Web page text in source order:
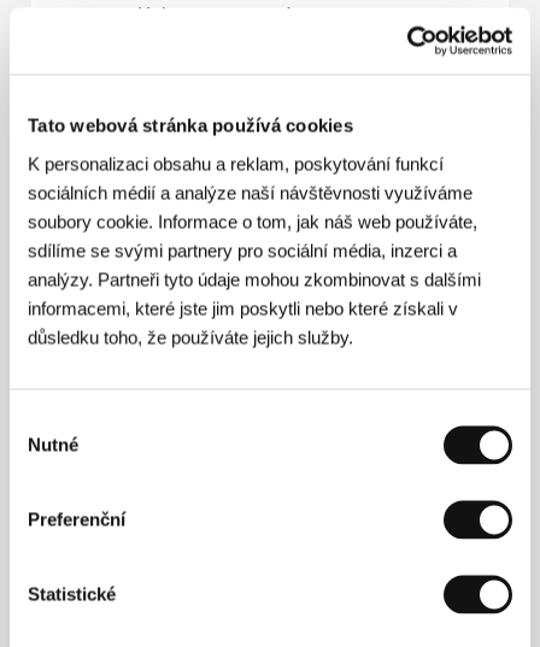
Tato webová stránka používá cookies
K personalizaci obsahu a reklam, poskytování funkcí
sociálních médií a analýze naší návštěvnosti využíváme
soubory cookie. Informace o tom, jak náš web používáte,
sdílíme se svými partnery pro sociální média, inzerci a
analýzy. Partneři tyto údaje mohou zkombinovat s dalšími
informacemi, které jste jim poskytli nebo které získali v
důsledku toho, že používáte jejich služby.
souhlasu
Nutné
Preferenční
Statistické
neseme Kainovo znamení.
O filmu
78 min / Černobílý, 35 mm
Christos Karakepelis / Scénář
Natassa
Segou, Christos Karakepelis / KameraYannis
Valeras/ HudbaThanos Mikroutsikos/ Střih
Yargos Triandafillou/ ProducentChristos
Karakepelis/ Výroba Christos Karakepelis
filmovou režii na filmové škole ve Stavrakou. Natočil
režíruje. Kainův dům je jeho první filmový dokument.
Snímek již získal mnoho cen, mezi které patří mimo